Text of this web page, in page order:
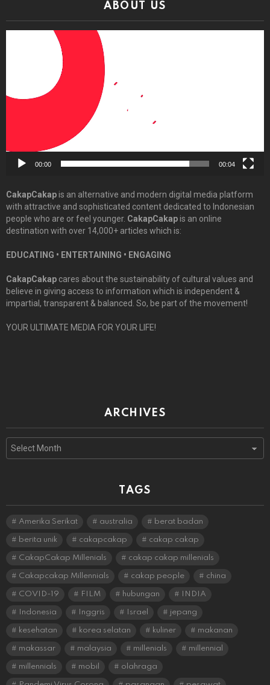
ABOUT US
00:00 00:04
CakapCakapis an alternative and modern digital media platform
with attractive and sophisticated content dedicated to Indonesian
people who are or feel younger. CakapCakapis an online
destination with over 14,000+ articles which is:
EDUCATING • ENTERTAINING • ENGAGING
CakapCakap cares about the sustainability of cultural values and
believe in giving access to information which is independent &
impartial, transparent & balanced. So, be part of the movement!
YOUR ULTIMATE MEDIA FOR YOUR LIFE!
ARCHIVES
TAGS
Amerika Serikat australia berat badan
berita unik cakapcakap cakap cakap
CakapCakap Millenials cakap cakap millenials
Cakapcakap Millennials cakap people china
COVID-19 FILM hubungan INDIA
Indonesia Inggris Israel jepang
kesehatan korea selatan kuliner makanan
makassar malaysia millenials millennial
millennials mobil olahraga